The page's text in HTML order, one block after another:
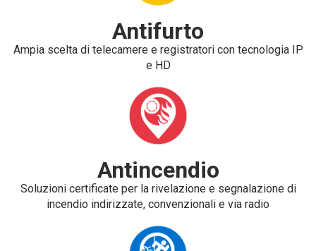
Antifurto
Ampia scelta di telecamere e registratori con tecnologia IP
e HD
Antincendio
Soluzioni certificate per la rivelazione e segnalazione di
incendio indirizzate, convenzionali e via radio